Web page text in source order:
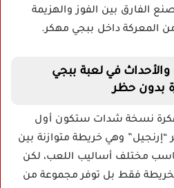
الفارق بين الفوز والهزيمة
المعركة داخل ببجي مهكر.
في لعبة ببجي
بدون حظر
نسخة شدات ستكون أول
وهي خريطة متوازنة بين
مختلف أساليب اللعب، لكن
فقط بل توفر مجموعة من